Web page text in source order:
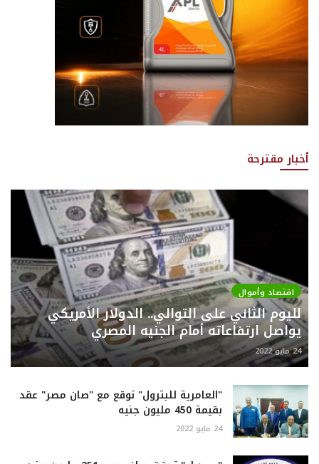
أخبار مقترحة
اقتصاد وأموال
لليوم الثاني على التوالي.. الدولار الأمريكي
يواصل ارتفاعاته أمام الجنيه المصري
24 مايو 2022
"العامرية للبترول" توقع مع "صان مصر" عقد
بقيمة 450 مليون جنيه
24 مايو 2022